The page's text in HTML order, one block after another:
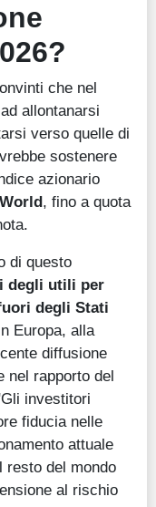
che nel
allontanarsi
verso quelle di
sostenere
azionario
, fino a quota
di questo
degli utili per
degli Stati
Europa, alla
diffusione
nel rapporto del
investitori
fiducia nelle
attuale
resto del mondo
al rischio